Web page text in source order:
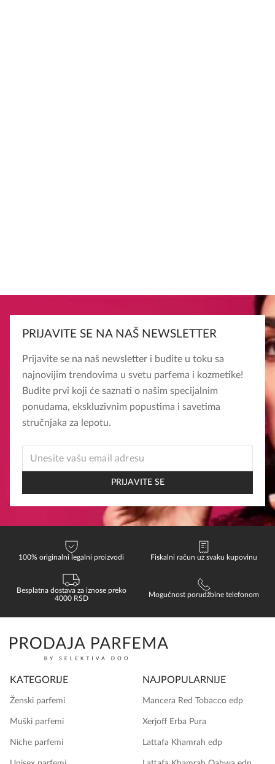
PRIJAVITE SE NA NAŠ NEWSLETTER
Prijavite se na naš newsletter i budite u toku sa
najnovijim trendovima u svetu parfema i kozmetike!
Budite prvi koji će saznati o našim specijalnim
ponudama, ekskluzivnim popustima i savetima
stručnjaka za lepotu.
EMAIL
PRIJAVITE SE
100% originalni legalni proizvodi Fiskalni račun uz svaku kupovinu
Besplatna dostava za iznose preko
4000 RSD
Mogućnost porudžbine telefonom
KATEGORIJE
Ženski parfemi
Muški parfemi
Niche parfemi
NAJPOPULARNIJE
Mancera Red Tobacco edp
Xerjoff Erba Pura
Lattafa Khamrah edp